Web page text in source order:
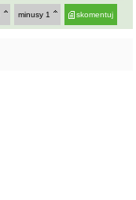
skomentuj
minusy 1